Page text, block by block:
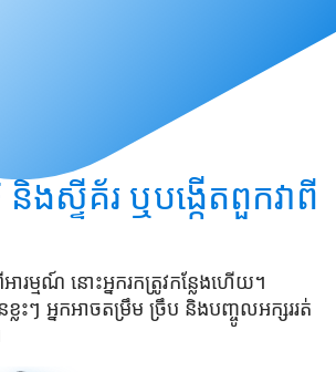
និងស្ទីគ័រ ឬបង្កើតពួកវាពី
ារម្មណ៍ នោះអ្នករកត្រូវកន្លែងហើយ។
លះៗ អ្នកអាច​តម្រឹម ច្រឹប និងបញ្ចូលអក្សររត់